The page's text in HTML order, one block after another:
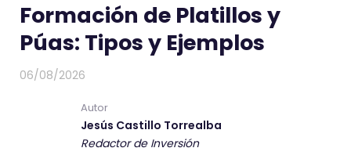
Formación de Platillos y
Púas: Tipos y Ejemplos
06/08/2026
Autor
Jesús Castillo Torrealba
Redactor de Inversión